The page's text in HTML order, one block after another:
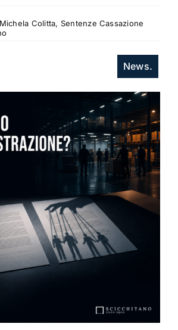
Colitta, Sentenze Cassazione
News.